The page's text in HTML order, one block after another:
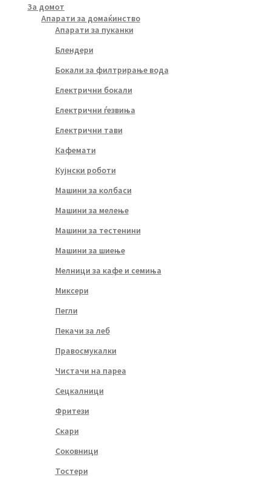
За домот
Апарати за домаќинство
Апарати за пуканки
Блендери
Бокали за филтрирање вода
Електрични бокали
Електрични ѓезвиња
Електрични тави
Кафемати
Кујнски роботи
Машини за колбаси
Машини за мелење
Машини за тестенини
Машини за шиење
Мелници за кафе и семиња
Миксери
Пегли
Пекачи за леб
Правосмукалки
Чистачи на пареа
Сецкалници
Фритези
Скари
Соковници
Тостери